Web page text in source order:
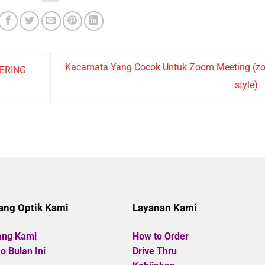
Kacamata Yang Cocok Untuk Zoom Meeting
style)
Optik Kami
Kami
Bulan Ini
Layanan Kami
How to Order
Drive Thru